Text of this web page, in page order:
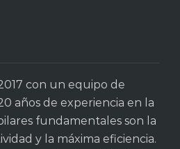
con un equipo de
años de experiencia en la
fundamentales son la
y la máxima eficiencia.